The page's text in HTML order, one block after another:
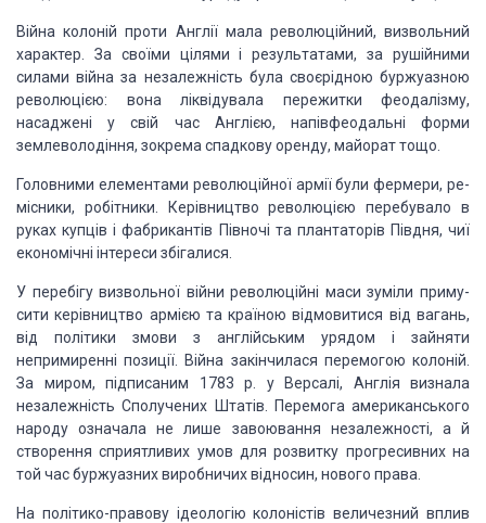
Війна колоній проти Англії мала революційний, визвольний
характер. За своїми цілями і результатами, за рушійними
силами війна за незалежність була своєрідною буржуазною
революцією: вона ліквідувала пережитки феодалізму,
насаджені у свій час Анг­лією, напівфеодальні форми
землеволодіння, зокрема спадкову оренду, майорат тощо.
Головними елементами революційної армії були фермери, ре­
місники, робітники. Керівництво революцією перебувало в
руках купців і фабрикантів Півночі та плантаторів Півдня, чиї
економіч­ні інтереси збігалися.
У перебігу визвольної війни революційні маси зуміли приму­
сити керівництво армією та країною відмовитися від вагань,
від політики змови з англійським урядом і зайняти
непримиренні пози­ції. Війна закінчилася перемогою колоній.
За миром, підписаним 1783 р. у Версалі, Англія визнала
незалежність Сполучених Штатів. Перемога американського
народу означала не лише завоювання незалежності, а й
створення сприятливих умов для розвитку прогре­сивнихна
той час буржуазних виробничих відносин, нового права.
На політико-правову ідеологію колоністів величезний вплив